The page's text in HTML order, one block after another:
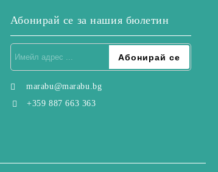
Абонирай се за нашия бюлетин
marabu@marabu.bg
+359 887 663 363